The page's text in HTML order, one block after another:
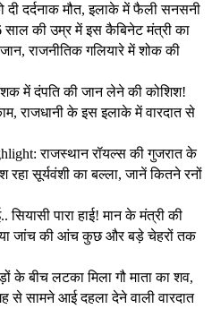
दी दर्दनाक मौत, इलाके में फैली सनसनी
की उम्र में इस कैबिनेट मंत्री का
राजनीतिक गलियारे में शोक की
में दंपति की जान लेने की कोशिश!
राजधानी के इस इलाके में वारदात से
राजस्थान रॉयल्स की गुजरात के
रहा सूर्यवंशी का बल्ला, जानें कितने रनों
सियासी पारा हाई! मान के मंत्री की
क्या जांच की आंच कुछ और बड़े चेहरों तक
के बीच लटका मिला गौ माता का शव,
से सामने आई दहला देने वाली वारदात